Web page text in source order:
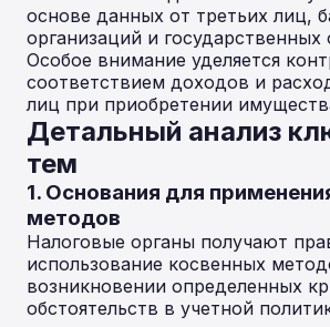
основе данных от третьих лиц,
организаций и государственных
Особое внимание уделяется
соответствием доходов и
лиц при приобретении
Детальный анализ
тем
1. Основания для
методов
Налоговые органы получают
использование косвенных
возникновении определенных
обстоятельств в учетной